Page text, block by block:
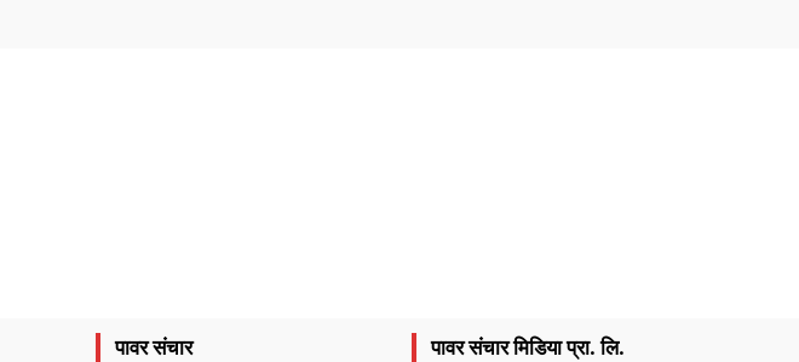
पावर संचार पावर संचार मिडिया प्रा. लि.